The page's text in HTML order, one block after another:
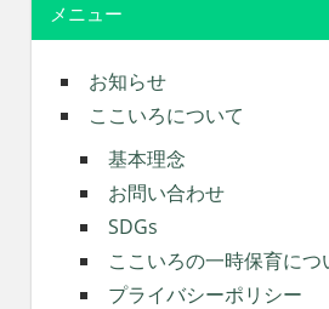
メニュー
お知らせ
ここいろについて
基本理念
お問い合わせ
SDGs
ここいろの一時保育につ
プライバシーポリシー